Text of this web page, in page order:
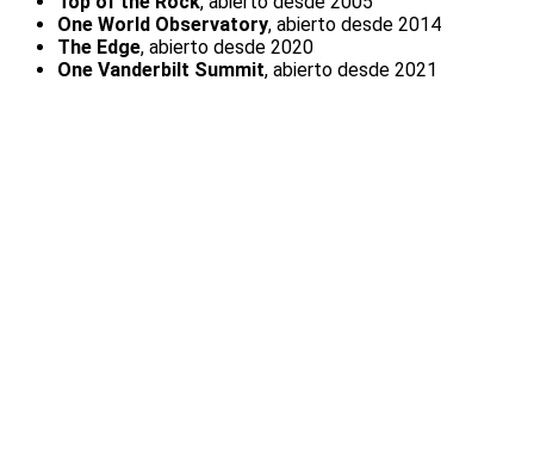
One World Observatory, abierto desde 2014
The Edge, abierto desde 2020
One Vanderbilt Summit, abierto desde 2021